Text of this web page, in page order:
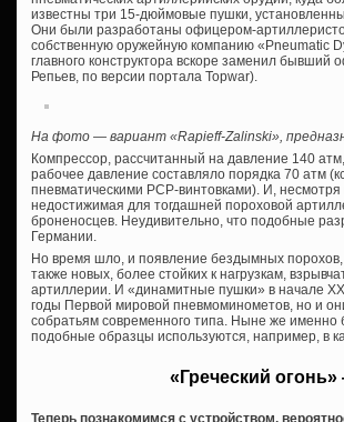
известны три 15-дюймовые пушки,
Они были разработаны офицером-
собственную оружейную компанию «Pneumatic
главного конструктора вскоре заменил
Репьев, по версии портала Topwar).
На фото — вариант «Rapieff-Zalinski»,
Компрессор, рассчитанный на давление 140
рабочее давление составляло порядка 70 атм
пневматическими PCP-винтовками). И,
недостижимая для тогдашней пороховой
броненосцев. Неудивительно, что подобные
Германии.
Но время шло, и появление бездымных
также новых, более стойких к нагрузкам,
артиллерии. И «динамитные пушки» в начале
годы Первой мировой пневмоминометов, но и
собратьям современного типа. Ныне же именно
подобные образцы используются, например, в
«Греческий